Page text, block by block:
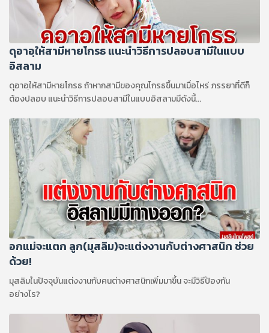
ดุอาอฺให้สามีหายโกรธ แนะนำวิธีการปลอบสามีในแบบ
อิสลาม
ดุอาอฺให้สามีหายโกรธ ถ้าหากสามีของคุณโกรธขึ้นมาเมื่อไหร่ ภรรยาที่ดีก็
ต้องปลอบ แนะนำวิธีการปลอบสามีในแบบอิสลามมีดังนี้...
อกแม่จะแตก ลูก(มุสลิม)จะแต่งงานกับต่างศาสนิก ช่วย
ด้วย!
มุสลิมในปัจจุบันแต่งงานกับคนต่างศาสนิกเพิ่มมาขึ้น จะมีวิธีป้องกัน
อย่างไร?